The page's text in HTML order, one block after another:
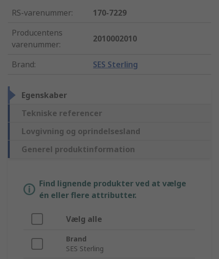
RS-varenummer:
170-7229
Producentens
varenummer:
2010002010
Brand: SES Sterling
Egenskaber
Tekniske referencer
Lovgivning og oprindelsesland
Generel produktinformation
Find lignende produkter ved at vælge
én eller flere attributter.
Vælg alle
Brand
SES Sterling